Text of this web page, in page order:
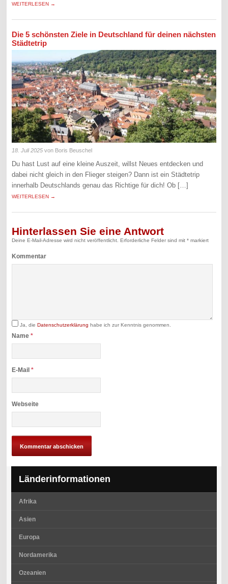
WEITERLESEN →
Die 5 schönsten Ziele in Deutschland für deinen nächsten
Städtetrip
18. Juli 2025 von Boris Beuschel
Du hast Lust auf eine kleine Auszeit, willst Neues entdecken und
dabei nicht gleich in den Flieger steigen? Dann ist ein Städtetrip
innerhalb Deutschlands genau das Richtige für dich! Ob […]
WEITERLESEN →
Hinterlassen Sie eine Antwort
Deine E-Mail-Adresse wird nicht veröffentlicht. Erforderliche Felder sind mit* markiert
Kommentar
Ja, dieDatenschutzerklärung habe ich zur Kenntnis genommen.
Name*
E-Mail*
Webseite
Länderinformationen
Afrika
Asien
Europa
Nordamerika
Ozeanien